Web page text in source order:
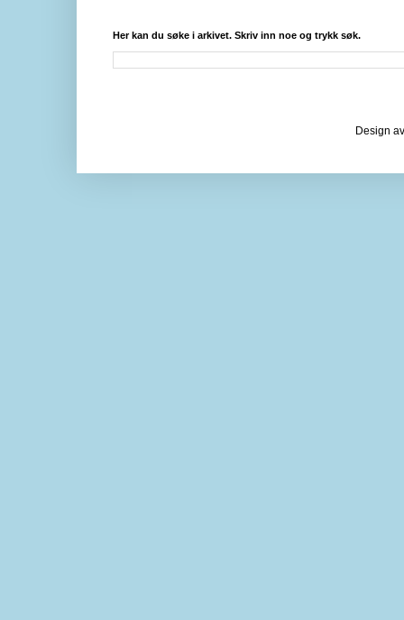
Her kan du søke i arkivet. Skriv inn noe og trykk søk.
Design